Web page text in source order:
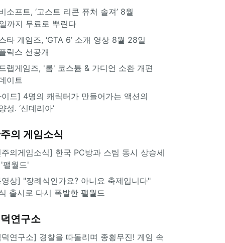
소프트, ‘고스트 리콘 퓨처 솔져’ 8월
까지 무료로 뿌린다
타 게임즈, ‘GTA 6’ 소개 영상 8월 28일
릭스 선공개
랩게임즈, '롬' 코스튬 & 가디언 소환 개편
이트
드] 4명의 캐릭터가 만들어가는 액션의
성. ‘신데리아’
의 게임소식
의게임소식] 한국 PC방과 스팀 동시 상승세
팰월드'
상] "장례식인가요? 아니요 축제입니다"
출시로 다시 폭발한 팰월드
연구소
연구소] 경찰을 따돌리며 종횡무진! 게임 속